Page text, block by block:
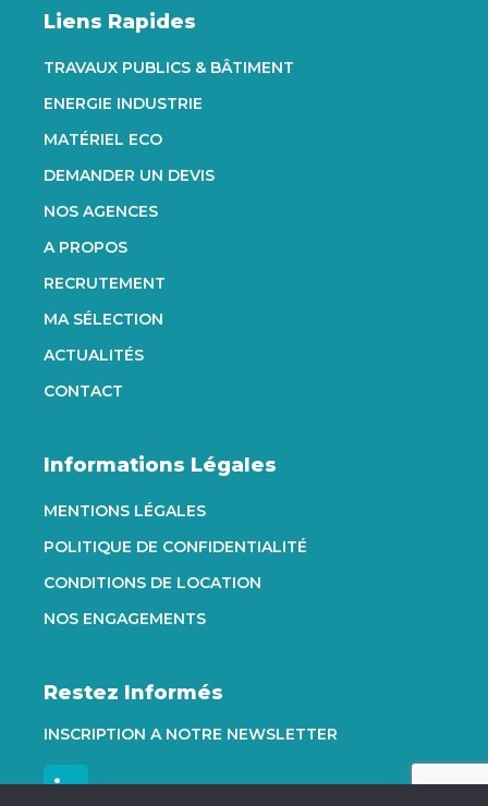
Liens Rapides
TRAVAUX PUBLICS & BÂTIMENT
ENERGIE INDUSTRIE
MATÉRIEL ECO
DEMANDER UN DEVIS
NOS AGENCES
A PROPOS
RECRUTEMENT
MA SÉLECTION
ACTUALITÉS
CONTACT
Informations Légales
MENTIONS LÉGALES
POLITIQUE DE CONFIDENTIALITÉ
CONDITIONS DE LOCATION
NOS ENGAGEMENTS
Restez Informés
INSCRIPTION A NOTRE NEWSLETTER